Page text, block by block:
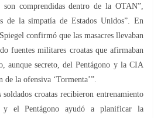
son comprendidas dentro de la OTAN”,
de la simpatía de Estados Unidos”. En
confirmó que las masacres llevaban
fuentes militares croatas que afirmaban
aunque secreto, del Pentágono y la CIA
la ofensiva ‘Tormenta’”.
croatas recibieron entrenamiento
el Pentágono ayudó a planificar la